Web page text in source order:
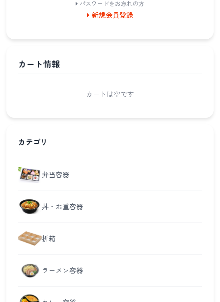
パスワードをお忘れの方
新規会員登録
カート情報
カートは空です
カテゴリ
弁当容器
丼・お重容器
折箱
ラーメン容器